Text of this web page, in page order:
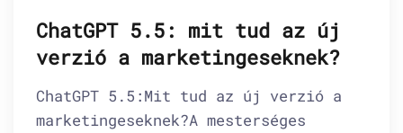
ChatGPT 5.5: mit tud az új
verzió a marketingeseknek?
ChatGPT 5.5:Mit tud az új verzió a
marketingeseknek?A mesterséges